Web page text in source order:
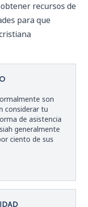
recursos de
para que
son
considerar tu
de asistencia
generalmente
ciento de sus